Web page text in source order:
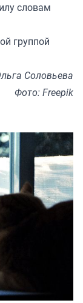
словам
группой
Соловьева
Фото: Freepik